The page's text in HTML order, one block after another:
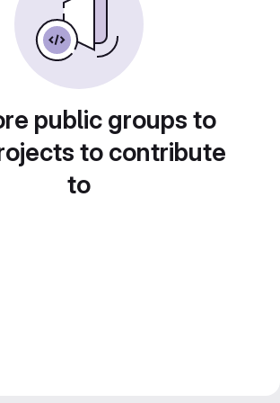
public groups to
to contribute
to